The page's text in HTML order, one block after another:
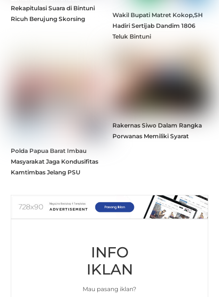
Rekapitulasi Suara di Bintuni
Ricuh Berujung Skorsing
Wakil Bupati Matret Kokop,SH
Hadiri Sertijab Dandim 1806
Teluk Bintuni
Polda Papua Barat Imbau
Masyarakat Jaga Kondusifitas
Kamtimbas Jelang PSU
Rakernas Siwo Dalam Rangka
Porwanas Memiliki Syarat
INFO
IKLAN
Mau pasang iklan?